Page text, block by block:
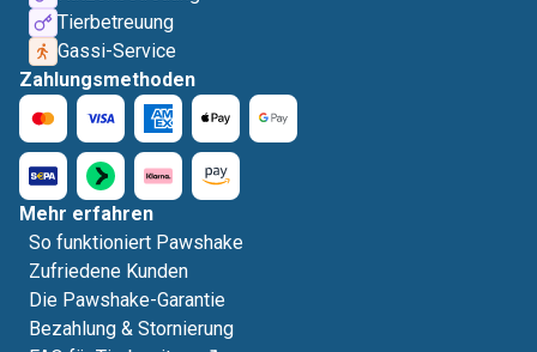
Tierbetreuung
Gassi-Service
Zahlungsmethoden
Mehr erfahren
So funktioniert Pawshake
Zufriedene Kunden
Die Pawshake-Garantie
Bezahlung & Stornierung